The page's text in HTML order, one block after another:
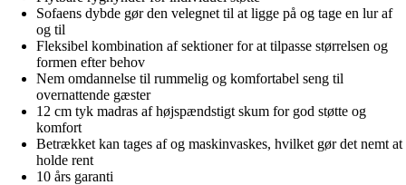
Sofaens dybde gør den velegnet til at ligge på og tage en lur af
og til
Fleksibel kombination af sektioner for at tilpasse størrelsen og
formen efter behov
Nem omdannelse til rummelig og komfortabel seng til
overnattende gæster
12 cm tyk madras af højspændstigt skum for god støtte og
komfort
Betrækket kan tages af og maskinvaskes, hvilket gør det nemt at
holde rent
10 års garanti